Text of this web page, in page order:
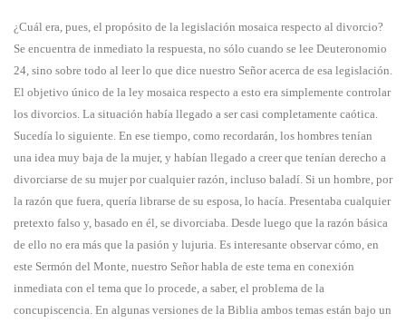
¿Cuál era, pues, el propósito de la legislación mosaica respecto al divorcio?
Se encuentra de inmediato la respuesta, no sólo cuando se lee Deuteronomio
24, sino sobre todo al leer lo que dice nuestro Señor acerca de esa legislación.
El objetivo único de la ley mosaica respecto a esto era simplemente controlar
los divorcios. La situación había llegado a ser casi completamente caótica.
Sucedía lo siguiente. En ese tiempo, como recordarán, los hombres tenían
una idea muy baja de la mujer, y habían llegado a creer que tenían derecho a
divorciarse de su mujer por cualquier razón, incluso baladí. Si un hombre, por
la razón que fuera, quería librarse de su esposa, lo hacía. Presentaba cualquier
pretexto falso y, basado en él, se divorciaba. Desde luego que la razón básica
de ello no era más que la pasión y lujuria. Es interesante observar cómo, en
este Sermón del Monte, nuestro Señor habla de este tema en conexión
inmediata con el tema que lo procede, a saber, el problema de la
concupiscencia. En algunas versiones de la Biblia ambos temas están bajo un